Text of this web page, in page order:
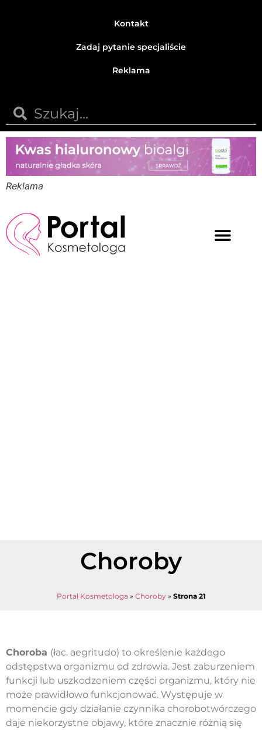
Kontakt
Zadaj pytanie specjaliście
Reklama
Reklama
Choroby
Portal Kosmetologa » Choroby» Strona 21
Choroba (łac. aegritudo) to określenie każdego
odstępstwa organizmu od zdrowia. Jest zaburzeniem
funkcji lub uszkodzeniem części organizmu, który nie
może prawidłowo funkcjonować. Występuje w
momencie gdy działanie czynnika chorobotwórczego
daje niekorzystne objawy, które znacznie różnią się